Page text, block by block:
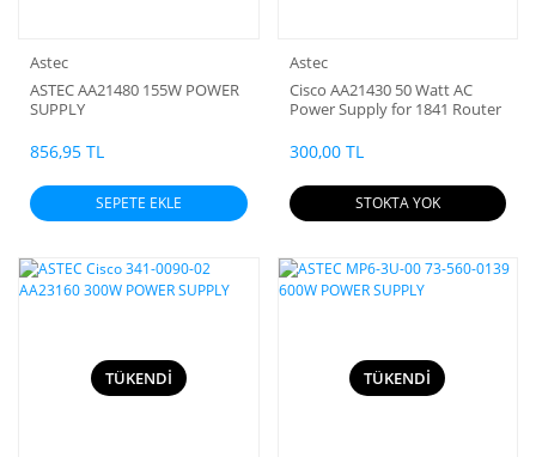
Astec
ASTEC AA21480 155W POWER
SUPPLY
856,95 TL
SEPETE EKLE
Astec
Cisco AA21430 50 Watt AC
Power Supply for 1841 Router
300,00 TL
STOKTA YOK
TÜKENDİ TÜKENDİ